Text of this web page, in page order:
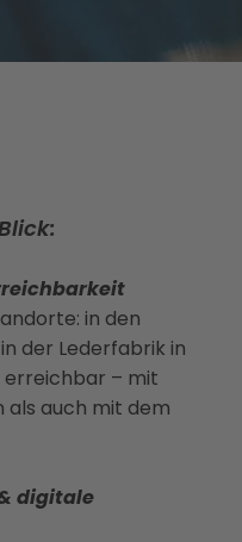
in den
der Lederfabrik in
erreichbar – mit
auch mit dem
digitale